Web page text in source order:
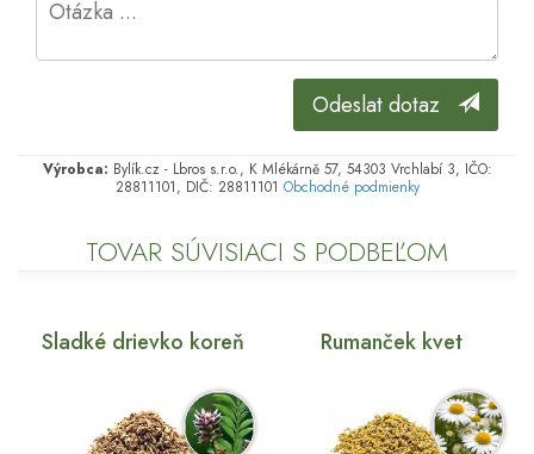
Odeslat dotaz
Výrobca: Bylík.cz - Lbros s.r.o., K Mlékárně 57, 54303 Vrchlabí 3, IČO:
28811101, DIČ: 28811101 Obchodné podmienky
TOVAR SÚVISIACI S PODBEĽOM
Sladké drievko koreň Rumanček kvet